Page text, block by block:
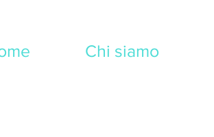
Chi siamo